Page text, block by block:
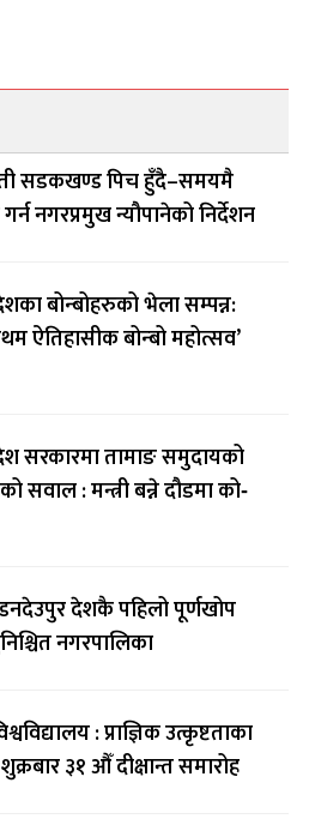
सडकखण्ड पिच हुँदै–समयमै
नगरप्रमुख न्यौपानेको निर्देशन
बोन्बोहरुको भेला सम्पन्न:
ऐतिहासीक बोन्बो महोत्सव’
सरकारमा तामाङ समुदायको
सवाल : मन्त्री बन्ने दौडमा को‐
देशकै पहिलो पूर्णखोप
नगरपालिका
: प्राज्ञिक उत्कृष्टताका
३१ औँ दीक्षान्त समारोह